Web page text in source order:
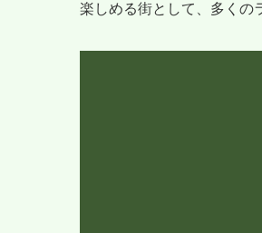
楽しめる街として、多くの